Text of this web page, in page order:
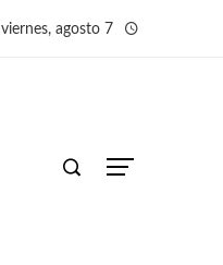
viernes, agosto 7